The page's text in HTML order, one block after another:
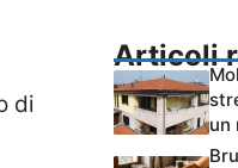
di
Articoli
un